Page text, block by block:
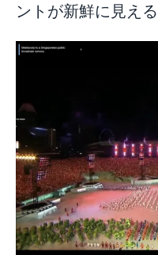
ントが新鮮に見え